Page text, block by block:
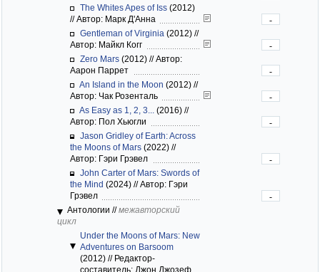
The Whites Apes of Iss (2012)
//Автор: Марк Д'Анна
-
Gentleman of Virginia (2012) //
Автор: Майкл Когг
-
Zero Mars (2012) //Автор:
Аарон Паррет
-
An Island in the Moon (2012) //
Автор: Чак Розенталь
-
As Easy as 1, 2, 3...
(2016) //
Автор: Пол Хьюгли
-
Jason Gridley of Earth: Across
the Moons of Mars (2022) //
Автор: Гэри Грэвел
-
John Carter of Mars: Swords of
the Mind (2024) //Автор: Гэри
Грэвел
-
Антологии // межавторский
цикл
Under the Moons of Mars: New
Adventures on Barsoom
(2012) //Редактор-
составитель: Джон Джозеф